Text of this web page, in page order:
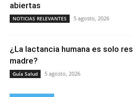
abiertas
NOTICIAS RELEVANTES 5 agosto, 2026
¿La lactancia humana es solo
madre?
Guía Salud 5 agosto, 2026